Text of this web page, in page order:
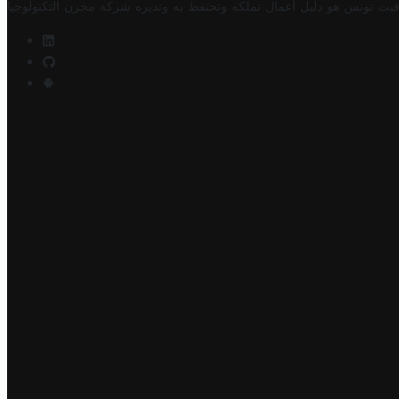
تونس هو دليل أعمال تملكه وتحتفظ به وتديره شركة مخزن التكنولوجيا